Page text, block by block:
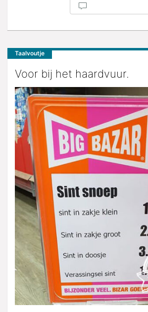
Taalvoutje
Voor bij het haardvuur.